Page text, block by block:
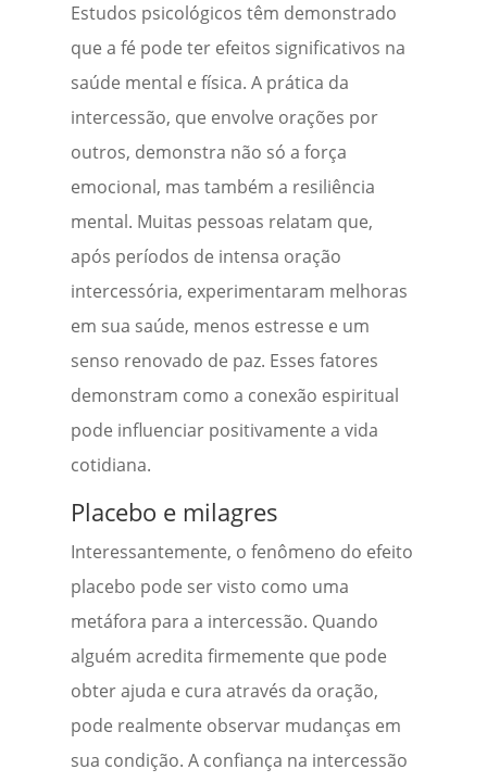
Estudos psicológicos têm demonstrado
que a fé pode ter efeitos significativos na
saúde mental e física. A prática da
intercessão, que envolve orações por
outros, demonstra não só a força
emocional, mas também a resiliência
mental. Muitas pessoas relatam que,
após períodos de intensa oração
intercessória, experimentaram melhoras
em sua saúde, menos estresse e um
senso renovado de paz. Esses fatores
demonstram como a conexão espiritual
pode influenciar positivamente a vida
cotidiana.
Placebo e milagres
Interessantemente, o fenômeno do efeito
placebo pode ser visto como uma
metáfora para a intercessão. Quando
alguém acredita firmemente que pode
obter ajuda e cura através da oração,
pode realmente observar mudanças em
sua condição. A confiança na intercessão